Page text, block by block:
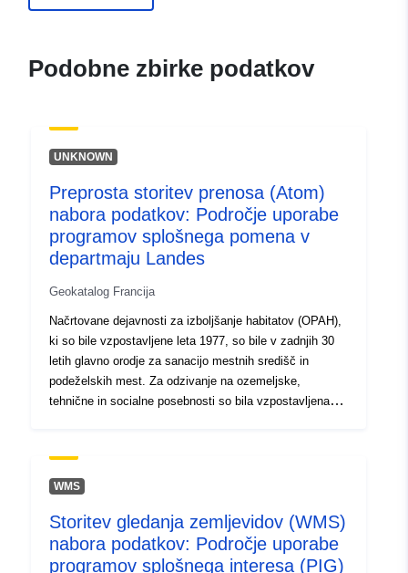
1affb4368c77
Tip: Vir: http://inspire.ec.europa.eu/
codelist/SpatialDataServiceType/
Podobne zbirke podatkov
UNKNOWN
Preprosta storitev prenosa (Atom)
nabora podatkov: Področje uporabe
programov splošnega pomena v
departmaju Landes
Geokatalog Francija
Načrtovane dejavnosti za izboljšanje habitatov (OPAH),
ki so bile vzpostavljene leta 1977, so bile v zadnjih 30
letih glavno orodje za sanacijo mestnih središč in
podeželskih mest. Za odzivanje na ozemeljske,
tehnične in socialne posebnosti so bila vzpostavljena
(GIP) in tematski socialni programi (PST). Ker
načrtovana intervencija na določenem območju, na
stanovanjskem bazenu ali celo departmaju – območja,
ki nimajo večjih mestnih in družbenih motenj, ki
upravičujejo celoten projekt, spadajo med posebne
WMS
Storitev gledanja zemljevidov (WMS)
nabora podatkov: Področje uporabe
programov splošnega interesa (PIG)